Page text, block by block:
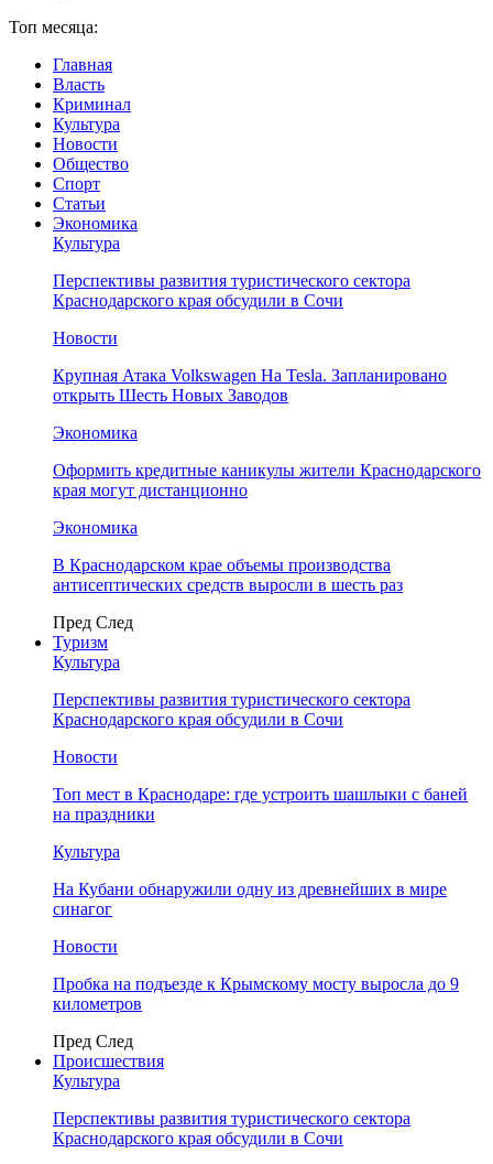
Топ месяца:
Главная
Власть
Криминал
Культура
Новости
Общество
Спорт
Статьи
Экономика
Культура
Перспективы развития туристического сектора
Краснодарского края обсудили в Сочи
Новости
Крупная Атака Volkswagen На Tesla. Запланировано
открыть Шесть Новых Заводов
Экономика
Оформить кредитные каникулы жители Краснодарского
края могут дистанционно
Экономика
В Краснодарском крае объемы производства
антисептических средств выросли в шесть раз
Пред След
Туризм
Культура
Перспективы развития туристического сектора
Краснодарского края обсудили в Сочи
Новости
Топ мест в Краснодаре: где устроить шашлыки с баней
на праздники
Культура
На Кубани обнаружили одну из древнейших в мире
синагог
Новости
Пробка на подъезде к Крымскому мосту выросла до 9
километров
Пред След
Происшествия
Культура
Перспективы развития туристического сектора
Краснодарского края обсудили в Сочи